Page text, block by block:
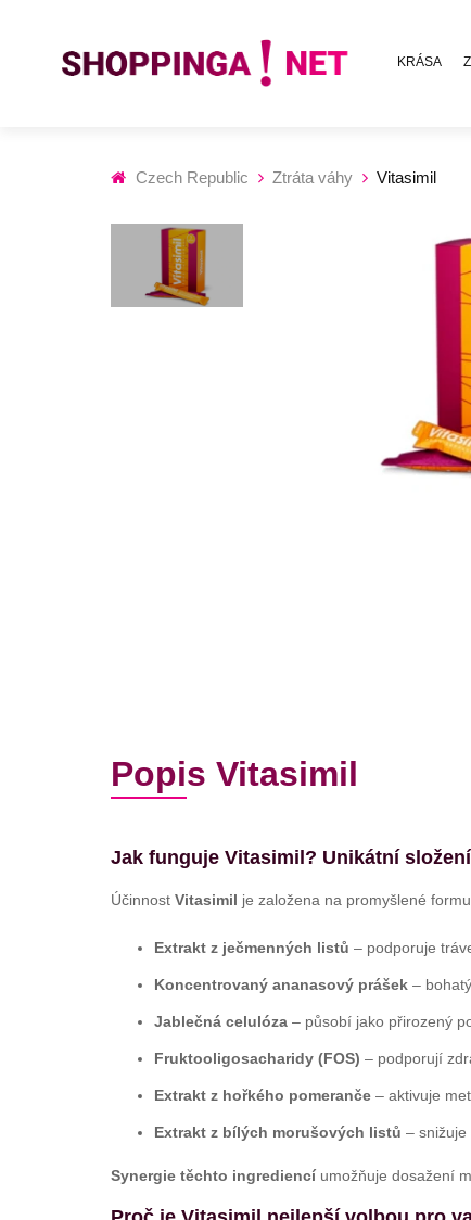
KRÁSA
Czech Republic Ztráta váhy Vitasimil
Popis Vitasimil
Jak funguje Vitasimil? Unikátní složení
Účinnost Vitasimil je založena na promyšlené
Extrakt z ječmenných listů – podporuje
Koncentrovaný ananasový prášek –
Jablečná celulóza – působí jako přirozený
Fruktooligosacharidy (FOS) – podporují
Extrakt z hořkého pomeranče – aktivuje
Extrakt z bílých morušových listů – snižuje
Synergie těchto ingrediencí umožňuje dosažení